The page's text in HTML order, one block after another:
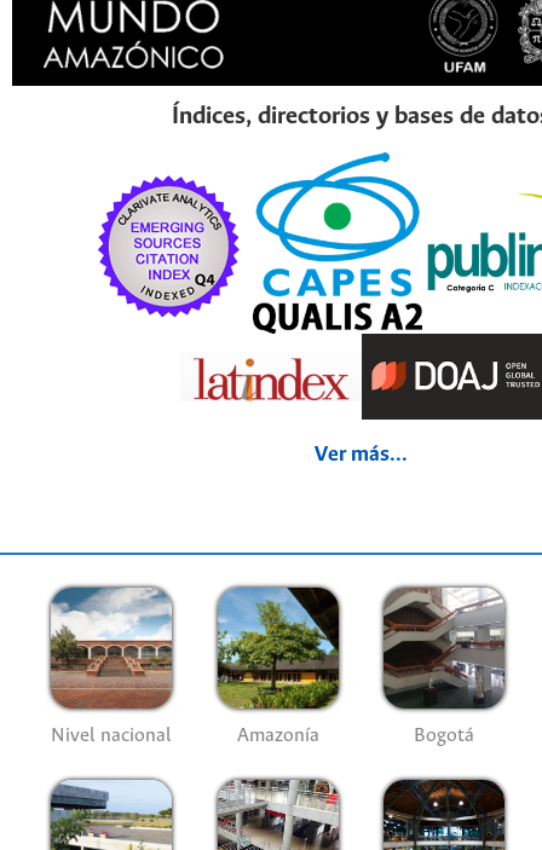
Índices, directorios y bases de
Ver más...
Nivel nacional Amazonía Bogotá